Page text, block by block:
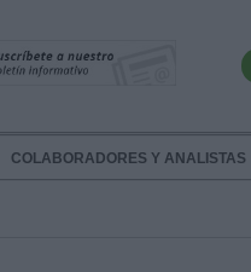
COLABORADORES Y ANALISTAS